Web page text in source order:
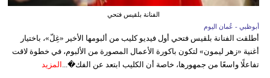
الفنانة بلقيس فتحي
أبوظبي - عُمان اليوم
أطلقت الفنانة بلقيس فتحي أول فيديو كليب من ألبومها الأخير «غِلّ»، باختيار
أغنية «زهر ليمون» لتكون باكورة الأعمال المصورة من الألبوم، في خطوة لاقت
تفاعلًا واسعًا من جمهورها، خاصة أن الكليب ابتعد عن الفك�... المزيد